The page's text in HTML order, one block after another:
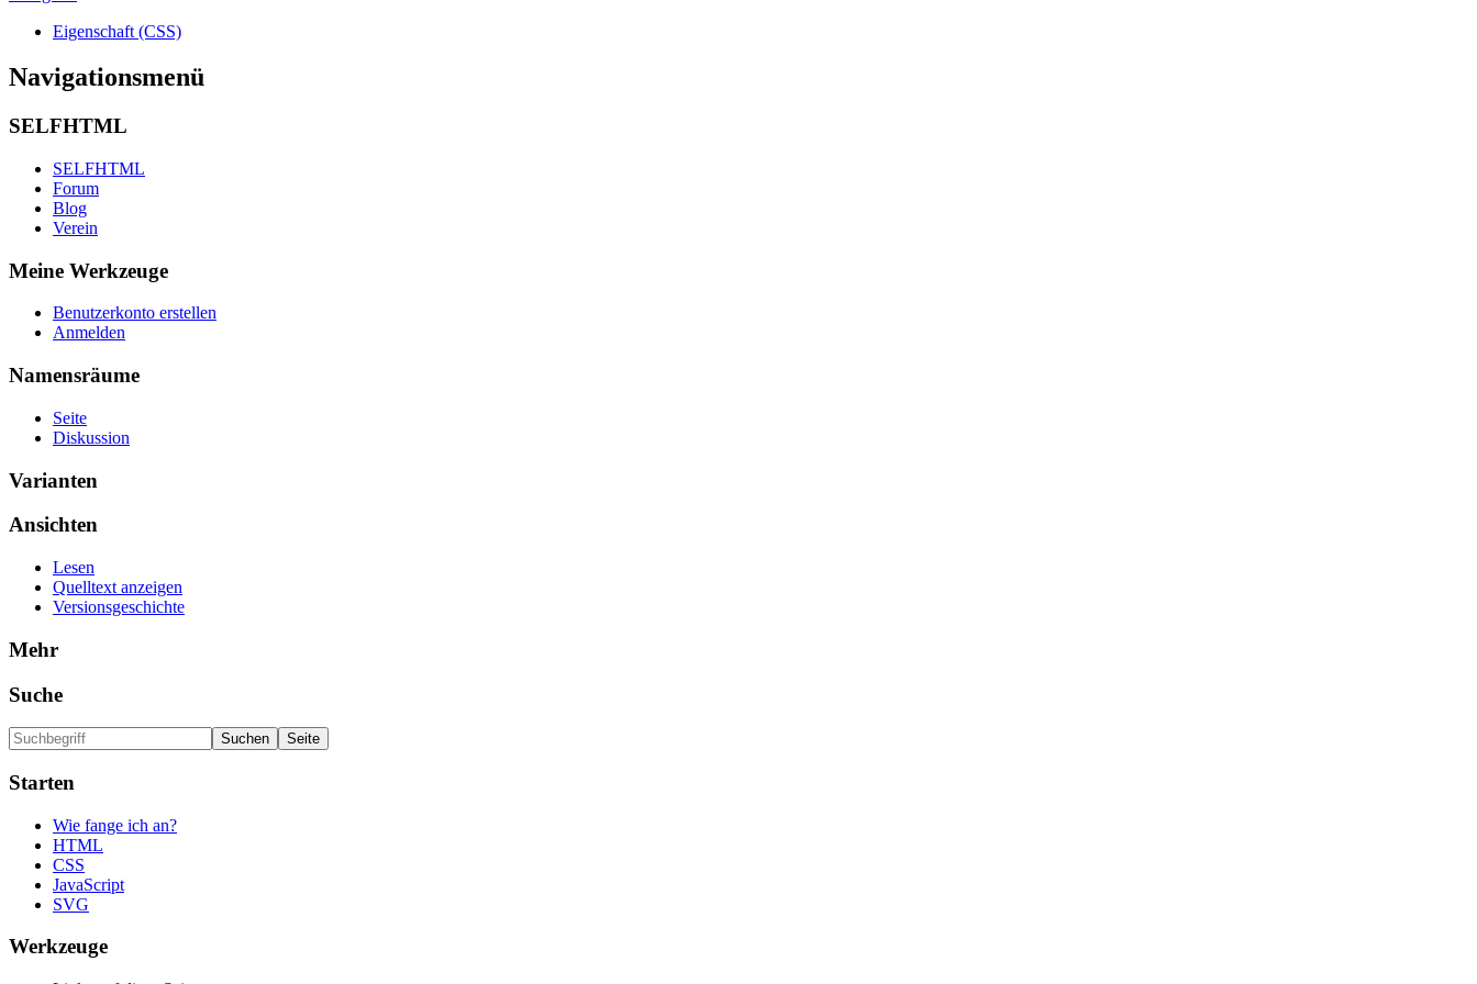
Eigenschaft (CSS)
Navigationsmenü
SELFHTML
SELFHTML
Forum
Blog
Verein
Meine Werkzeuge
Benutzerkonto erstellen
Anmelden
Namensräume
Seite
Diskussion
Varianten
Ansichten
Lesen
Quelltext anzeigen
Versionsgeschichte
Mehr
Suche
Starten
Wie fange ich an?
HTML
CSS
JavaScript
SVG
Werkzeuge